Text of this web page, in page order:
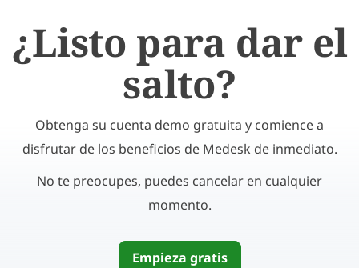
¿Listo para dar el
salto?
Obtenga su cuenta demo gratuita y comience a
disfrutar de los beneficios de Medesk de inmediato.
No te preocupes, puedes cancelar en cualquier
momento.
Empieza gratis